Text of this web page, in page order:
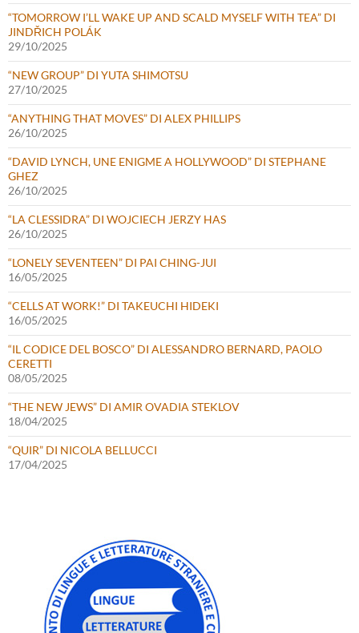
“TOMORROW I’LL WAKE UP AND SCALD MYSELF WITH TEA” DI
JINDŘICH POLÁK
29/10/2025
“NEW GROUP” DI YUTA SHIMOTSU
27/10/2025
“ANYTHING THAT MOVES” DI ALEX PHILLIPS
26/10/2025
“DAVID LYNCH, UNE ENIGME A HOLLYWOOD” DI STEPHANE
GHEZ
26/10/2025
“LA CLESSIDRA” DI WOJCIECH JERZY HAS
26/10/2025
“LONELY SEVENTEEN” DI PAI CHING-JUI
16/05/2025
“CELLS AT WORK!” DI TAKEUCHI HIDEKI
16/05/2025
“IL CODICE DEL BOSCO” DI ALESSANDRO BERNARD, PAOLO
CERETTI
08/05/2025
“THE NEW JEWS” DI AMIR OVADIA STEKLOV
18/04/2025
“QUIR” DI NICOLA BELLUCCI
17/04/2025